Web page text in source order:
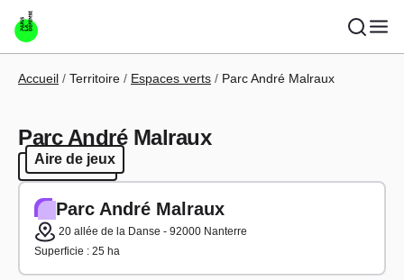
Aller au contenu principal
Fil d'Ariane
Accueil Territoire Espaces verts Parc André Malraux
Parc André Malraux
Aire de jeux
Aire de jeux
Parc André Malraux
20 allée de la Danse - 92000 Nanterre
Superficie : 25 ha